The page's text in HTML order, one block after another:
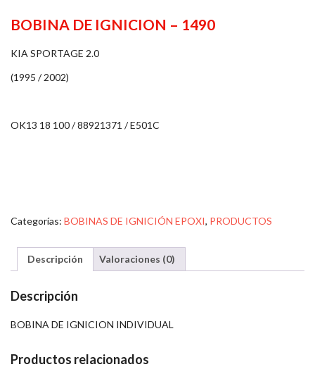
BOBINA DE IGNICION – 1490
KIA SPORTAGE 2.0
(1995 / 2002)
OK13 18 100 / 88921371 / E501C
Categorías: BOBINAS DE IGNICIÓN EPOXI, PRODUCTOS
Descripción Valoraciones (0)
Descripción
BOBINA DE IGNICION INDIVIDUAL
Productos relacionados